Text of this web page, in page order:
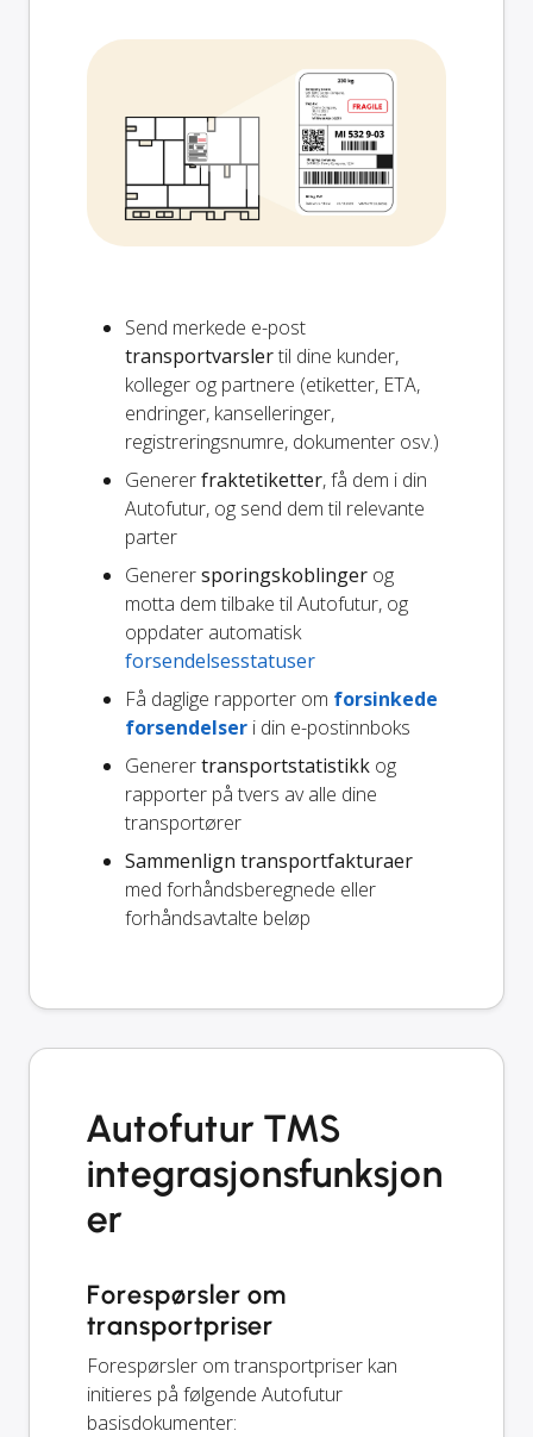
Send merkede e-post
transportvarslertil dine kunder,
kolleger og partnere (etiketter, ETA,
endringer, kanselleringer,
registreringsnumre, dokumenter osv.)
Genererfraktetiketter, få dem i din
Autofutur, og send dem til relevante
parter
Generersporingskoblinger og
motta dem tilbake til Autofutur, og
oppdater automatisk
forsendelsesstatuser
Få daglige rapporter om forsinkede
forsendelser i din e-postinnboks
Generertransportstatistikk og
rapporter på tvers av alle dine
transportører
Sammenlign transportfakturaer
med forhåndsberegnede eller
forhåndsavtalte beløp
Autofutur TMS
integrasjonsfunksjon
er
Forespørsler om
transportpriser
Forespørsler om transportpriser kan
initieres på følgende Autofutur
basisdokumenter: